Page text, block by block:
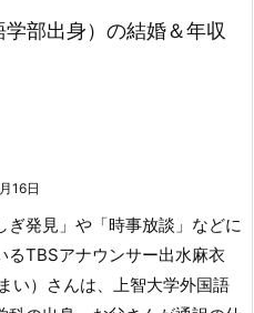
部出身）の結婚＆年収
16日
ぎ発見」や「時事放談」などに
るTBSアナウンサー出水麻衣
い）さんは、上智大学外国語